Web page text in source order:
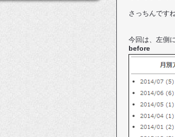
さっちんです
今回は、左側
before